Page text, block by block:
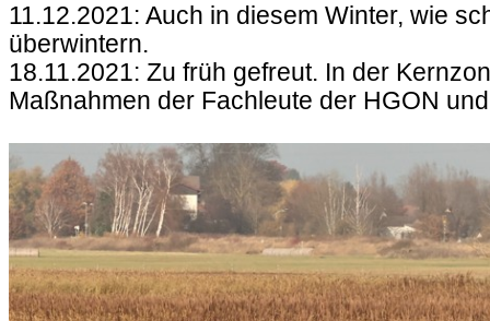
11.12.2021: Auch in diesem Winter, wie
überwintern.
18.11.2021: Zu früh gefreut. In der
Maßnahmen der Fachleute der HGON